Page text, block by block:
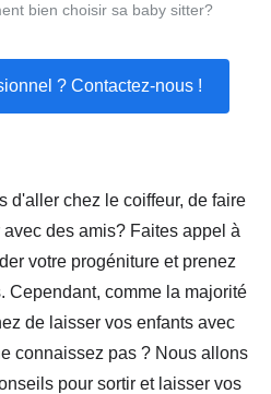
bien choisir sa baby sitter?
? Contactez-nous !
d'aller chez le coiffeur, de faire
des amis? Faites appel à
votre progéniture et prenez
Cependant, comme la majorité
de laisser vos enfants avec
connaissez pas ? Nous allons
pour sortir et laisser vos